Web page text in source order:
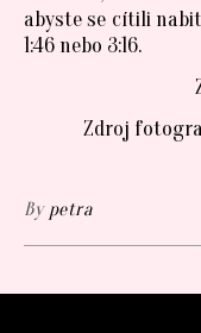
abyste se cítili
1:46 nebo 3:16.
Zdroj
By petra